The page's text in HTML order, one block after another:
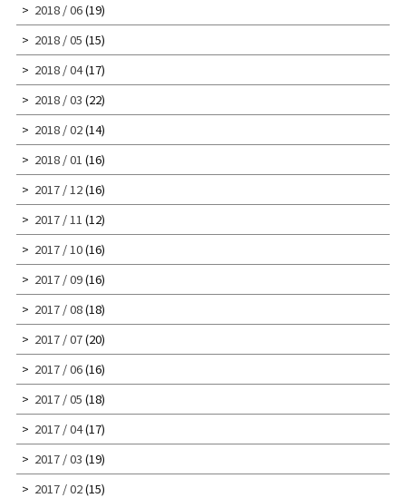
2018 / 06(19)
2018 / 05 (15)
2018 / 04(17)
2018 / 03 (22)
2018 / 02(14)
2018 / 01 (16)
2017 / 12(16)
2017 / 11 (12)
2017 / 10(16)
2017 / 09(16)
2017 / 08(18)
2017 / 07(20)
2017 / 06(16)
2017 / 05 (18)
2017 / 04(17)
2017 / 03 (19)
2017 / 02(15)